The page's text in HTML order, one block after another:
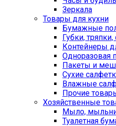
Зеркала
Товары для кухни
Бумажные
Губки,
Контейнеры
Одноразовая
Пакеты и
Сухие
Влажные
Прочие
Хозяйственные
Мыло,
Туалетная